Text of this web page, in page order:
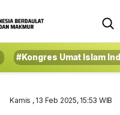
#Kongres Umat Islam
Kamis , 13 Feb 2025, 15:53 WIB